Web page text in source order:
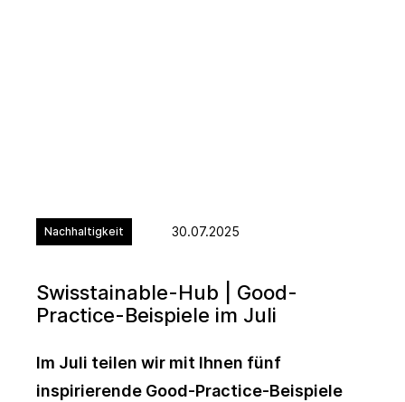
Nachhaltigkeit 30.07.2025
Swisstainable-Hub | Good-
Practice-Beispiele im Juli
Im Juli teilen wir mit Ihnen fünf
inspirierende Good-Practice-Beispiele